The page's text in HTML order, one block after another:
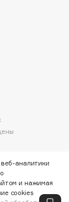
КАРТЕ: 2392 ₽
аналитики
и нажимая
cookies